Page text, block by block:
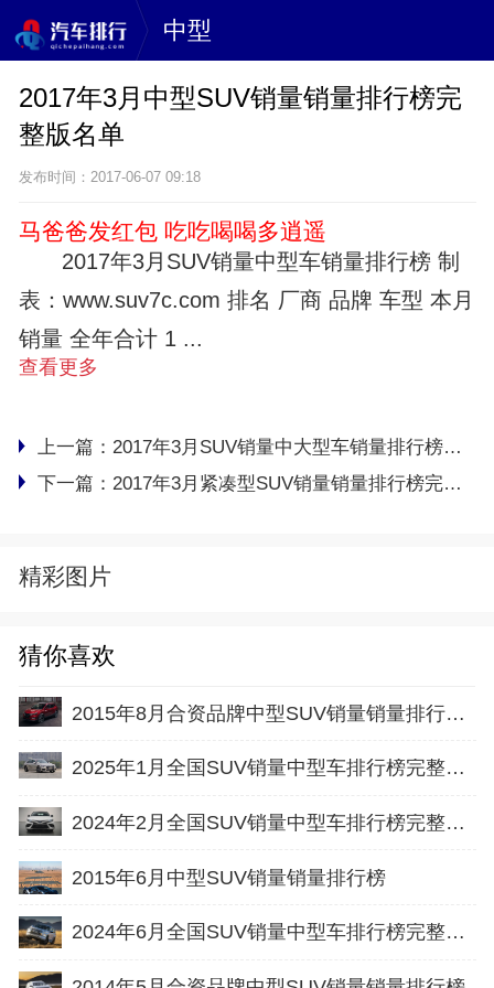
中型
2017年3月中型SUV销量销量排行榜完
整版名单
发布时间：2017-06-07 09:18
马爸爸发红包 吃吃喝喝多逍遥
2017年3月SUV销量中型车销量排行榜 制
表：www.suv7c.com 排名 厂商 品牌 车型 本月
销量 全年合计 1 ...
查看更多
上一篇： 2017年3月SUV销量中大型车销量排行榜完整版名单
下一篇： 2017年3月紧凑型SUV销量销量排行榜完整版名单
精彩图片
猜你喜欢
2015年8月合资品牌中型SUV销量销量排行榜完整版名单
2025年1月全国SUV销量中型车排行榜完整版(出口量
2024年2月全国SUV销量中型车排行榜完整版(出口量
2015年6月中型SUV销量销量排行榜
2024年6月全国SUV销量中型车排行榜完整版(批发量